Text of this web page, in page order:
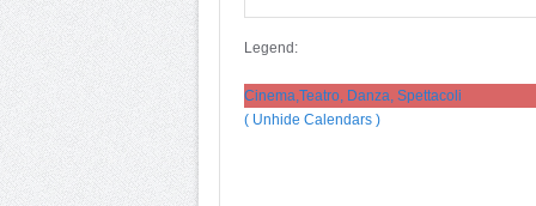
Legend:
Cinema,Teatro, Danza, Spettacoli
( Unhide Calendars )